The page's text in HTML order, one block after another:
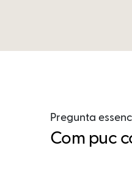
Pregunta
Com puc